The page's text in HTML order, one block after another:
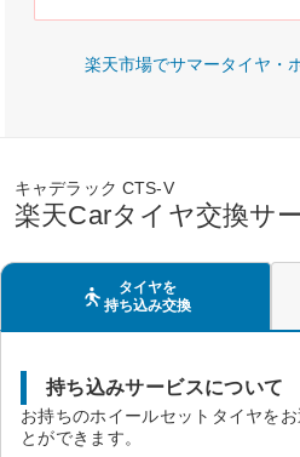
楽天市場でサマータイヤ・
キャデラック CTS-V
楽天Carタイヤ交換サ
タイヤを
持ち込み交換
持ち込みサービスについて
お持ちのホイールセットタイヤを
とができます。